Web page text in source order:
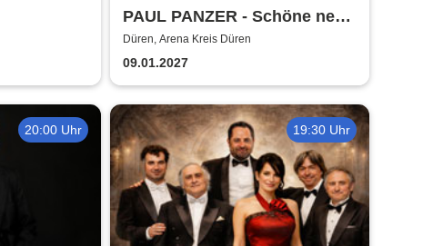
PAUL PANZER - Schöne neue
Welt - welcome to hell
Düren, Arena Kreis Düren
09.01.2027
20:00 Uhr 19:30 Uhr